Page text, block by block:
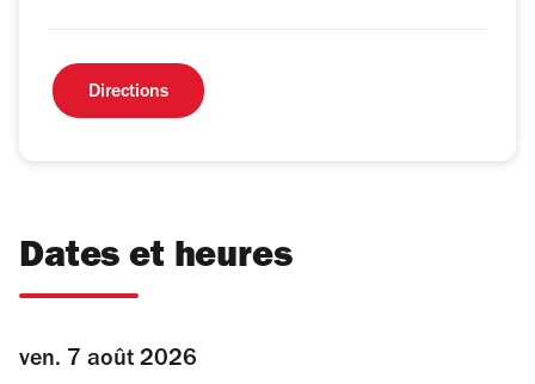
Directions
Dates et heures
ven. 7 août 2026